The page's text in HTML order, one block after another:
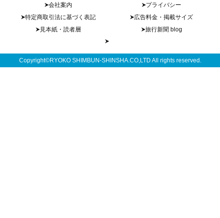
会社案内
プライバシー
特定商取引法に基づく表記
広告料金・掲載サイズ
見本紙・読者層
旅行新聞 blog
Copyright©RYOKO SHIMBUN-SHINSHA.CO,LTD All rights reserved.